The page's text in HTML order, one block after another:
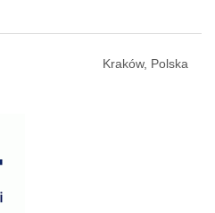
Kraków, Polska